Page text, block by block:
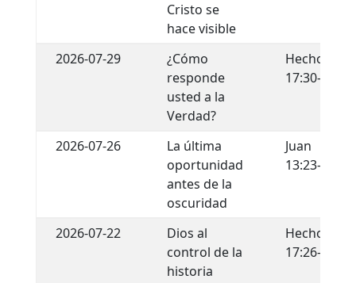
Cristo se
hace visible
2026-07-29
¿Cómo
responde
usted a la
Verdad?
Hechos
17:30-31
2026-07-26
La última
oportunidad
antes de la
oscuridad
Juan
13:23-30
2026-07-22
Dios al
control de la
historia
Hechos
17:26-29